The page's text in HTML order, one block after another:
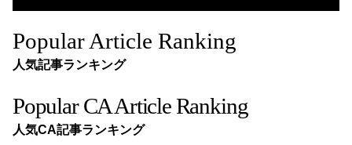
Popular Article Ranking
人気記事ランキング
Popular CA Article Ranking
人気CA記事ランキング